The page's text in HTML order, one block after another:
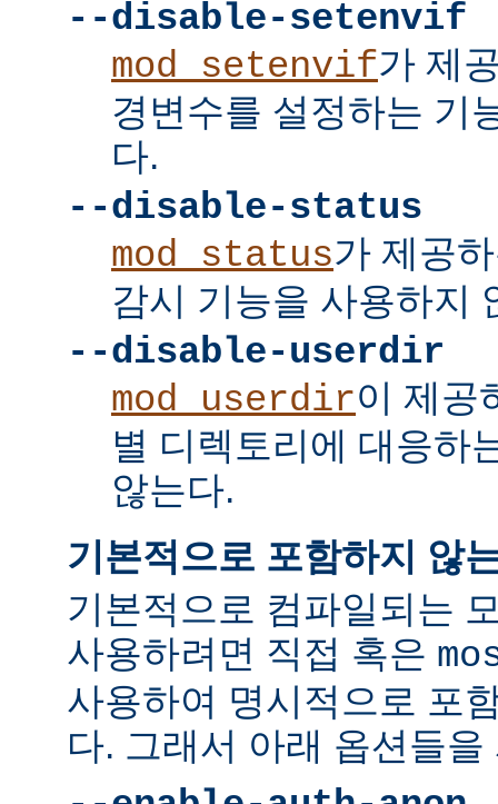
--disable-setenvif
mod_setenvif가 제
경변수를 설정하는 기
다.
--disable-status
mod_status가 제공
감시 기능을 사용하지
--disable-userdir
mod_userdir이 제공
별 디렉토리에 대응하
않는다.
기본적으로 포함하지 않
기본적으로 컴파일되는
사용하려면 직접 혹은
사용하여 명시적으로 포
다. 그래서 아래 옵션들을